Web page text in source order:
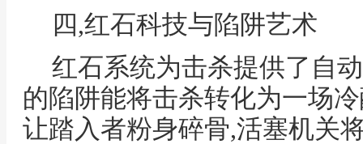
四,红石科技与陷阱艺术
红石系统为击杀提供了自
的陷阱能将击杀转化为一场
让踏入者粉身碎骨,活塞机关